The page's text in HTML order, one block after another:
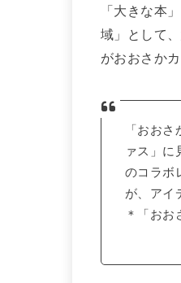
「大きな本
域」として
がおおさか
「おお
ァス」に
のコラボ
が、アイ
＊「おお